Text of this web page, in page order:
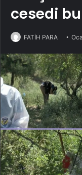
cesedi
FATİH PARA